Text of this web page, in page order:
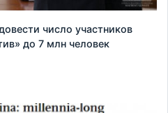
число участников
до 7 млн человек